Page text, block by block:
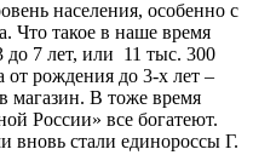
населения, особенно с
Что такое в наше время
до 7 лет, или 11 тыс. 300
от рождения до 3-х лет –
магазин. В тоже время
России» все богатеют.
вновь стали единороссы Г.